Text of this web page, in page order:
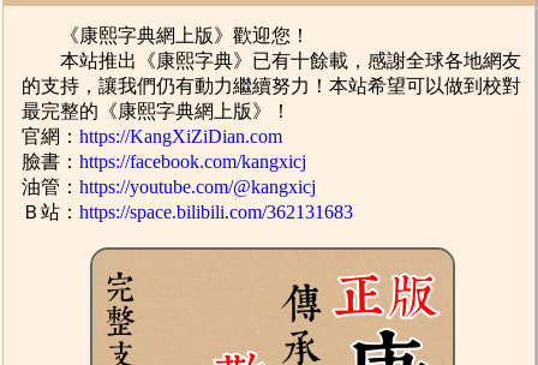
《康熙字典網上版》歡迎您！
本站推出《康熙字典》已有十餘載，感謝全球各地網友
的支持，讓我們仍有動力繼續努力！本站希望可以做到校對
最完整的《康熙字典網上版》！
官網：https://KangXiZiDian.com
臉書：https://facebook.com/kangxicj
油管：https://youtube.com/@kangxicj
Ｂ站：https://space.bilibili.com/362131683